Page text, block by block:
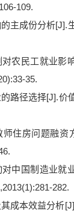
109.
主成份分析[J].
农民工就业影
35.
路径选择[J].价
师住房问题融资
中国制造业就
282.
成本效益分析